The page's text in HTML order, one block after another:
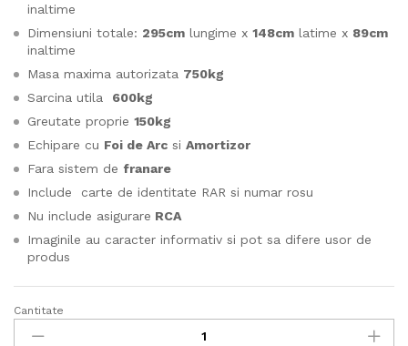
inaltime
Dimensiuni totale: 295cm lungime x 148cm latime x 89cm
inaltime
Masa maxima autorizata 750kg
Sarcina utila 600kg
Greutate proprie 150kg
Echipare cu Foi de Arc si Amortizor
Fara sistem de franare
Include carte de identitate RAR si numar rosu
Nu include asigurare RCA
Imaginile au caracter informativ si pot sa difere usor de
produs
Remorca
auto
Cantitate